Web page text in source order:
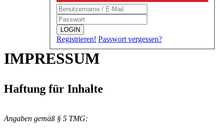
LOGIN
Registrieren! Passwort vergessen?
IMPRESSUM
Haftung für Inhalte
Angaben gemäß § 5 TMG: